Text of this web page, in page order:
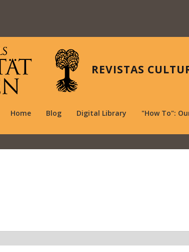
REVISTAS
Home Blog Digital Library "How To":